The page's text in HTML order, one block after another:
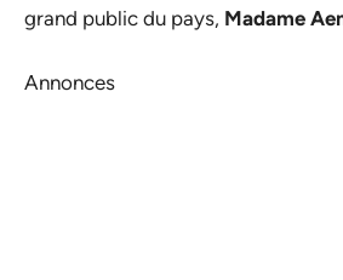
grand public du pays, Madame
Annonces